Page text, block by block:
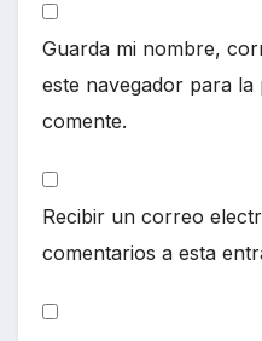
Guarda mi nombre,
este navegador para la
comente.
Recibir un correo
comentarios a esta